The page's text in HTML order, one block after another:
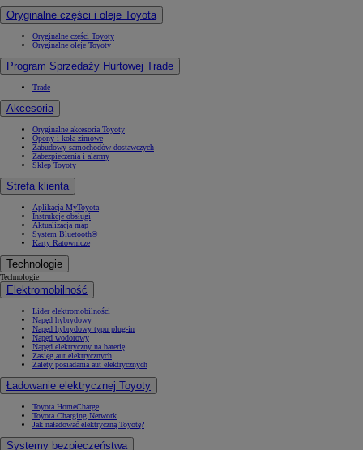
Oryginalne części i oleje Toyota
Oryginalne części Toyoty
Oryginalne oleje Toyoty
Program Sprzedaży Hurtowej Trade
Trade
Akcesoria
Oryginalne akcesoria Toyoty
Opony i koła zimowe
Zabudowy samochodów dostawczych
Zabezpieczenia i alarmy
Sklep Toyoty
Strefa klienta
Aplikacja MyToyota
Instrukcje obsługi
Aktualizacja map
System Bluetooth®
Karty Ratownicze
Technologie
Technologie
Elektromobilność
Lider elektromobilności
Napęd hybrydowy
Napęd hybrydowy typu plug-in
Napęd wodorowy
Napęd elektryczny na baterię
Zasięg aut elektrycznych
Zalety posiadania aut elektrycznych
Ładowanie elektrycznej Toyoty
Toyota HomeCharge
Toyota Charging Network
Jak naładować elektryczną Toyotę?
Systemy bezpieczeństwa